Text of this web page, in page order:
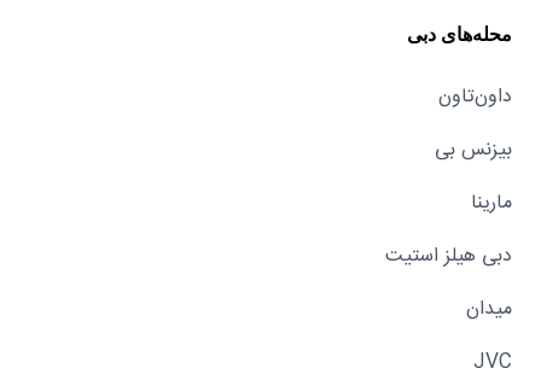
محله‌های دبی
داون‌تاون
بیزنس بی
مارینا
دبی هیلز استیت
میدان